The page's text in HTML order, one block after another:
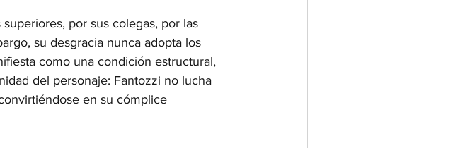
por sus colegas, por las
su desgracia nunca adopta los
como una condición estructural,
del personaje: Fantozzi no lucha
en su cómplice